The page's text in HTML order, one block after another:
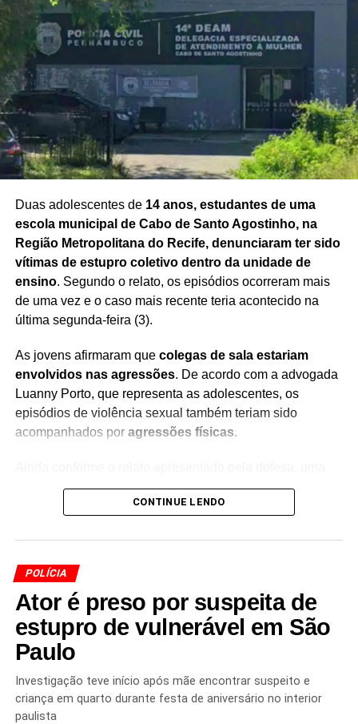
Redação Saiba+
Duas adolescentes de 14 anos, estudantes de uma
escola municipal de Cabo de Santo Agostinho, na
Região Metropolitana do Recife, denunciaram ter sido
vítimas de estupro coletivo dentro da unidade de
ensino. Segundo o relato, os episódios ocorreram mais
de uma vez e o caso mais recente teria acontecido na
última segunda-feira (3).
As jovens afirmaram que colegas de sala estariam
envolvidos nas agressões. De acordo com a advogada
Luanny Porto, que representa as adolescentes, os
episódios de violência sexual também teriam sido
acompanhados por agressões físicas.
das situações teria ocorrido durante o intervalo. As
adolescentes estariam na sala de aula quando, segundo
lanchavam.
O caso é investigado pelas autoridades, que deverão
apurar as circunstâncias das denúncias e identificar os
envolvidos. Por se tratar de
adolescentes vítimas de
violência sexual, informações que possam levar à
identificação das meninas devem ser preservadas,
conforme determina a legislação de proteção à infância e
à adolescência.
CONTINUE LENDO
POLÍCIA
Ator é preso por suspeita de
estupro de vulnerável em São
Paulo
Investigação teve início após mãe encontrar suspeito e
criança em quarto durante festa de aniversário no interior
paulista